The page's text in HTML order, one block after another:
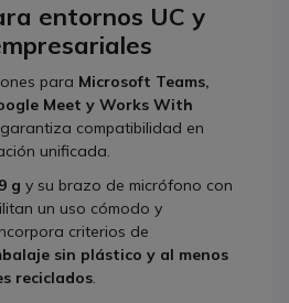
entornos UC y
para Microsoft Teams,
Meet y Works With
compatibilidad en
unificada.
g y su brazo de micrófono con
un uso cómodo y
criterios de
sin plástico y al menos
reciclados.